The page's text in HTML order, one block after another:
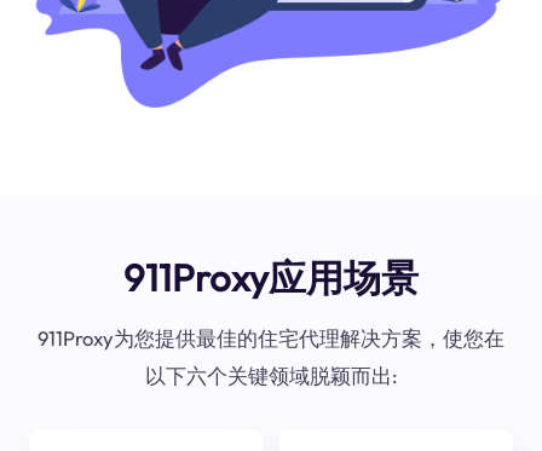
911Proxy应用场景
911Proxy为您提供最佳的住宅代理解决方案，使您在
以下六个关键领域脱颖而出: